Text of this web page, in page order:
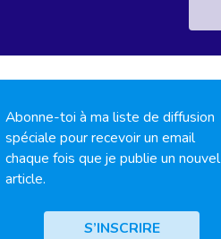
Abonne-toi à ma liste de diffusion
spéciale pour recevoir un email
chaque fois que je publie un nouvel
article.
S’INSCRIRE